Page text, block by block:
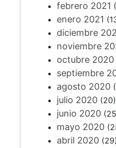
febrero 2021
enero 2021
diciembre
noviembre
octubre 2020
septiembre
agosto 2020
julio 2020(20)
junio 2020
mayo 2020
abril 2020(29)